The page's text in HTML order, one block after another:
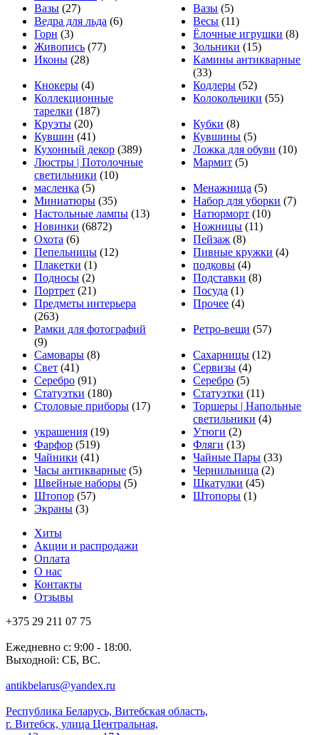
Вазы (27) Вазы (5)
Ведра для льда (6) Весы (11)
Горн (3) Ёлочные игрушки (8)
Живопись (77) Зольники (15)
Иконы (28)
Камины антикварные
(33)
Кнокеры (4) Кодлеры (52)
Коллекционные
тарелки (187)
Колокольчики (55)
Круэты (20) Кубки (8)
Кувшин (41) Кувшины (5)
Кухонный декор (389) Ложка для обуви (10)
Люстры | Потолочные
светильники (10)
Мармит (5)
масленка (5) Менажница (5)
Миниатюры (35) Набор для уборки (7)
Настольные лампы (13) Натюрморт (10)
Новинки (6872) Ножницы (11)
Охота (6) Пейзаж (8)
Пепельницы (12) Пивные кружки (4)
Плакетки (1) подковы (4)
Подносы (2) Подставки (8)
Портрет (21) Посуда (1)
Предметы интерьера
(263)
Прочее (4)
Рамки для фотографий
(9)
Ретро-вещи (57)
Самовары (8) Сахарницы (12)
Свет (41) Сервизы (4)
Серебро (91) Серебро (5)
Статуэтки (180) Статуэтки (11)
Столовые приборы (17)
Торшеры | Напольные
светильники (4)
украшения (19) Утюги (2)
Фарфор (519) Фляги (13)
Чайники (41) Чайные Пары (33)
Часы антикварные (5) Чернильница (2)
Швейные наборы (5) Шкатулки (45)
Штопор (57) Штопоры (1)
Экраны (3)
Хиты
Акции и распродажи
Оплата
О нас
Контакты
Отзывы
+375 29 211 07 75
Ежедневно с: 9:00 - 18:00.
Выходной: СБ, ВС.
antikbelarus@yandex.ru
Республика Беларусь, Витебская область,
г. Витебск, улица Центральная,